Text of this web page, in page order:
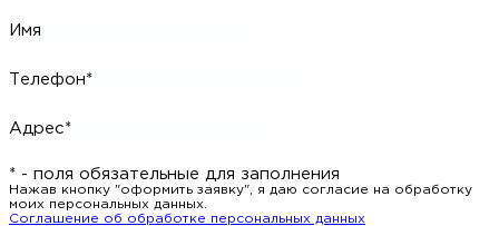
Имя
Телефон*
Адрес*
* - поля обязательные для заполнения
Нажав кнопку "оформить заявку", я даю согласие на обработку
моих персональных данных.
Соглашение об обработке персональных данных